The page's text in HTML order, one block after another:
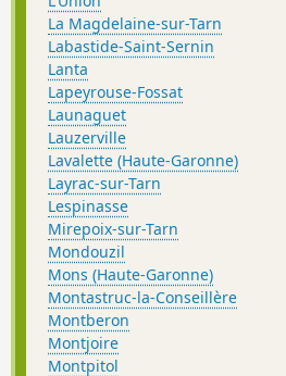
La Magdelaine-sur-Tarn
Labastide-Saint-Sernin
Lanta
Lapeyrouse-Fossat
Launaguet
Lauzerville
Lavalette (Haute-Garonne)
Layrac-sur-Tarn
Lespinasse
Mirepoix-sur-Tarn
Mondouzil
Mons (Haute-Garonne)
Montastruc-la-Conseillère
Montberon
Montjoire
Montpitol